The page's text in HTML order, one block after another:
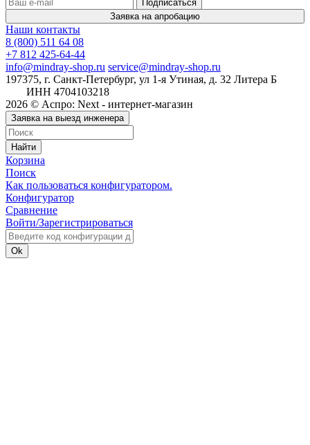
Заявка на апробацию
Наши контакты
8 (800) 511 64 08
+7 812 425-64-44
info@mindray-shop.ru service@mindray-shop.ru
197375, г. Санкт-Петербург, ул 1-я Утиная, д. 32 Литера Б
ИНН 4704103218
2026 © Аспро: Next - интернет-магазин
Заявка на выезд инженера
Найти
Корзина
Поиск
Как пользоваться конфигуратором.
Конфигуратор
Сравнение
Войти/Зарегистрироваться
Ok